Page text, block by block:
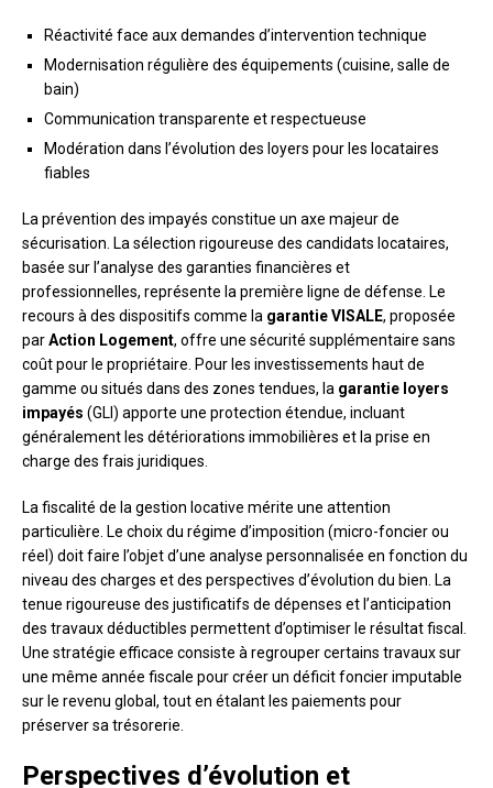
Réactivité face aux demandes d’intervention technique
Modernisation régulière des équipements (cuisine, salle de
bain)
Communication transparente et respectueuse
Modération dans l’évolution des loyers pour les locataires
fiables
La prévention des impayés constitue un axe majeur de
sécurisation. La sélection rigoureuse des candidats locataires,
basée sur l’analyse des garanties financières et
professionnelles, représente la première ligne de défense. Le
recours à des dispositifs comme la garantie VISALE, proposée
parAction Logement, offre une sécurité supplémentaire sans
coût pour le propriétaire. Pour les investissements haut de
gamme ou situés dans des zones tendues, la garantie loyers
impayés (GLI) apporte une protection étendue, incluant
généralement les détériorations immobilières et la prise en
charge des frais juridiques.
La fiscalité de la gestion locative mérite une attention
particulière. Le choix du régime d’imposition (micro-foncier ou
réel) doit faire l’objet d’une analyse personnalisée en fonction du
niveau des charges et des perspectives d’évolution du bien. La
tenue rigoureuse des justificatifs de dépenses et l’anticipation
des travaux déductibles permettent d’optimiser le résultat fiscal.
Une stratégie efficace consiste à regrouper certains travaux sur
une même année fiscale pour créer un déficit foncier imputable
sur le revenu global, tout en étalant les paiements pour
préserver sa trésorerie.
Perspectives d’évolution et